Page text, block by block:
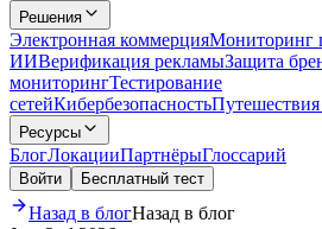
Решения
Электронная коммерцияМониторинг
ИИВерификация рекламыЗащита
мониторингТестирование
сетейКибербезопасность
Ресурсы
БлогЛокацииПартнёрыГлоссарий
Войти Бесплатный тест
Назад в блогНазад в блог